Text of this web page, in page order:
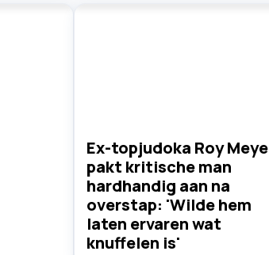
Ex-topjudoka Roy
pakt kritische man
hardhandig aan na
overstap: 'Wilde hem
laten ervaren wat
knuffelen is'